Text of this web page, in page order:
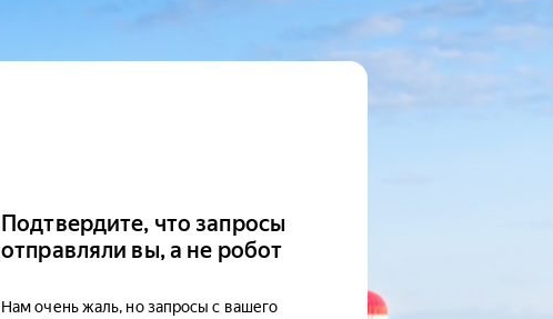
Подтвердите, что запросы
отправляли вы, а не робот
Нам очень жаль, но запросы с вашего